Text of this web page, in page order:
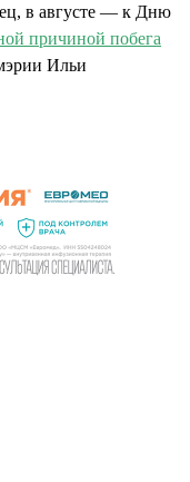
в августе — к Дню
причиной побега
Ильи